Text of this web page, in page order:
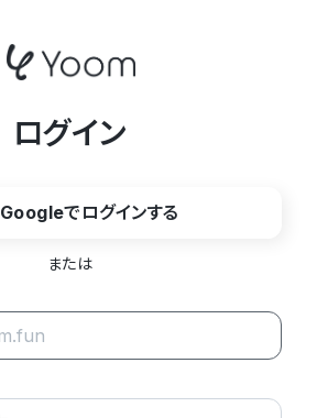
ログイン
Googleでログインする
または